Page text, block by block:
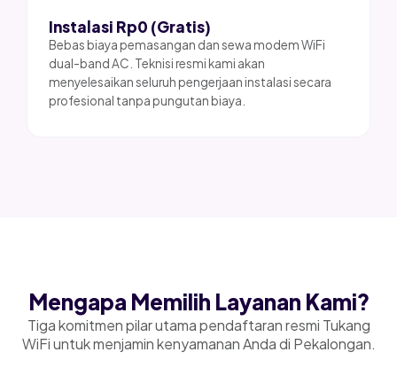
Instalasi Rp0 (Gratis)
Bebas biaya pemasangan dan sewa modem WiFi
dual-band AC. Teknisi resmi kami akan
menyelesaikan seluruh pengerjaan instalasi secara
profesional tanpa pungutan biaya.
Mengapa Memilih Layanan Kami?
Tiga komitmen pilar utama pendaftaran resmi Tukang
WiFi untuk menjamin kenyamanan Anda di Pekalongan.